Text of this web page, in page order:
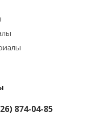
874-04-85